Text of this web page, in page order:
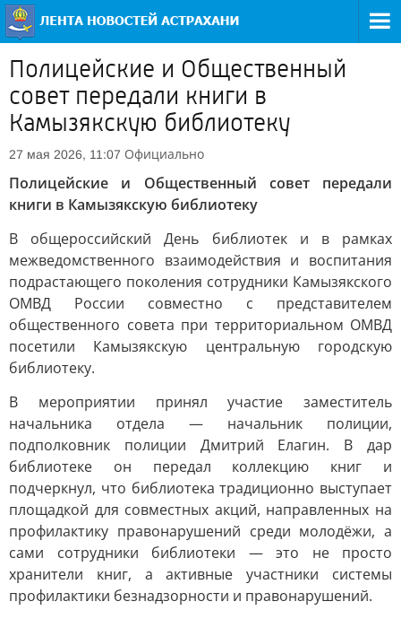
Полицейские и Общественный
совет передали книги в
Камызякскую библиотеку
27 мая 2026, 11:07 Официально
Полицейские и Общественный совет передали
книги в Камызякскую библиотеку
В общероссийский День библиотек и в рамках
межведомственного взаимодействия и воспитания
подрастающего поколения сотрудники Камызякского
ОМВД России совместно с представителем
общественного совета при территориальном ОМВД
посетили Камызякскую центральную городскую
библиотеку.
В мероприятии принял участие заместитель
начальника отдела — начальник полиции,
подполковник полиции Дмитрий Елагин. В дар
библиотеке он передал коллекцию книг и
подчеркнул, что библиотека традиционно выступает
площадкой для совместных акций, направленных на
профилактику правонарушений среди молодёжи, а
сами сотрудники библиотеки — это не просто
хранители книг, а активные участники системы
профилактики безнадзорности и правонарушений.